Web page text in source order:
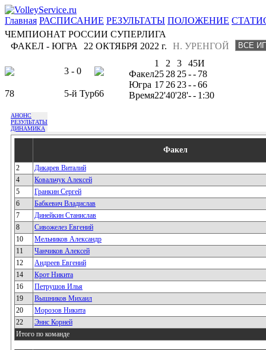
Главная РАСПИСАНИЕ РЕЗУЛЬТАТЫ ПОЛОЖЕНИЕ
ЧЕМПИОНАТ РОССИИ СУПЕРЛИГА
ФАКЕЛ - ЮГРА
Н. УРЕНГОЙ
22 ОКТЯБРЯ 2022 г.
3 - 0
78 5-й Тур66
1 2 3 45И
Факел25 28 25-- 78
Югра 17 26 23--66
Время22'40'28'-- 1:30
АНОНС
РЕЗУЛЬТАТЫ
ДИНАМИКА
Факел
2
Дикарев Виталий
4
Ковальчук Алексей
5
Гранкин Сергей
6
Бабкевич Владислав
7
Динейкин Станислав
8
Сивожелез Евгений
10
Мельников Александр
11
Чанчиков Алексей
12
Андреев Евгений
14
Крот Никита
16
Петрушов Илья
19
Вышников Михаил
20
Морозов Никита
22
Эннс Корней
Итого по команде